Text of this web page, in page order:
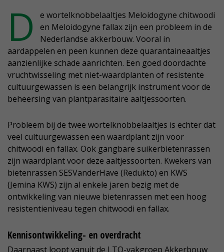
D
e wortelknobbelaaltjes Meloidogyne chitwoodi
en Meloidogyne fallax zijn een probleem in de
Nederlandse akkerbouw. Vooral in
aardappelen en peen kunnen deze quarantaineaaltjes
aanzienlijke schade aanrichten. Een goed doordachte
vruchtwisseling met niet-waardplanten of resistente
cultuurgewassen is een belangrijk instrument voor de
beheersing van plantparasitaire aaltjessoorten.
Probleem bij de twee wortelknobbelaaltjes is echter dat
veel cultuurgewassen een waardplant zijn voor
chitwoodi en fallax. Ook gangbare suikerbietenrassen
zijn waardplant voor deze aaltjessoorten. Kwekers van
bietenrassen SESVanderHave (Redukto) en KWS
(Jemina KWS) zijn al enkele jaren bezig met de
ontwikkeling van nieuwe bietenrassen met een hoog
resistentieniveau tegen chitwoodi en fallax.
Kennisontwikkeling- en overdracht
Daarnaast loopt vanuit de LTO-vakgroep Akkerbouw